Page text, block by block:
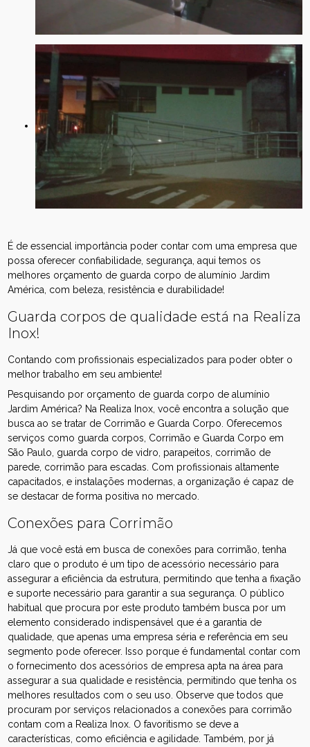
É de essencial importância poder contar com uma empresa que
possa oferecer confiabilidade, segurança, aqui temos os
melhores orçamento de guarda corpo de alumínio Jardim
América, com beleza, resistência e durabilidade!
Guarda corpos de qualidade está na Realiza
Inox!
Contando com profissionais especializados para poder obter o
melhor trabalho em seu ambiente!
Pesquisando por orçamento de guarda corpo de alumínio
Jardim América? Na Realiza Inox, você encontra a solução que
busca ao se tratar de Corrimão e Guarda Corpo. Oferecemos
serviços como guarda corpos, Corrimão e Guarda Corpo em
São Paulo, guarda corpo de vidro, parapeitos, corrimão de
parede, corrimão para escadas. Com profissionais altamente
capacitados, e instalações modernas, a organização é capaz de
se destacar de forma positiva no mercado.
Conexões para Corrimão
Já que você está em busca de conexões para corrimão, tenha
claro que o produto é um tipo de acessório necessário para
assegurar a eficiência da estrutura, permitindo que tenha a fixação
e suporte necessário para garantir a sua segurança. O público
habitual que procura por este produto também busca por um
elemento considerado indispensável que é a garantia de
qualidade, que apenas uma empresa séria e referência em seu
segmento pode oferecer. Isso porque é fundamental contar com
o fornecimento dos acessórios de empresa apta na área para
assegurar a sua qualidade e resistência, permitindo que tenha os
melhores resultados com o seu uso. Observe que todos que
procuram por serviços relacionados a conexões para corrimão
contam com a Realiza Inox. O favoritismo se deve a
características, como eficiência e agilidade. Também, por já